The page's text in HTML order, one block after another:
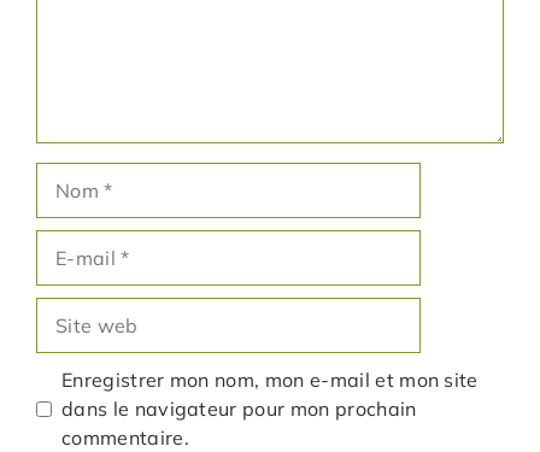
mail
web
Enregistrer mon nom, mon e-mail et mon site
dans le navigateur pour mon prochain
commentaire.